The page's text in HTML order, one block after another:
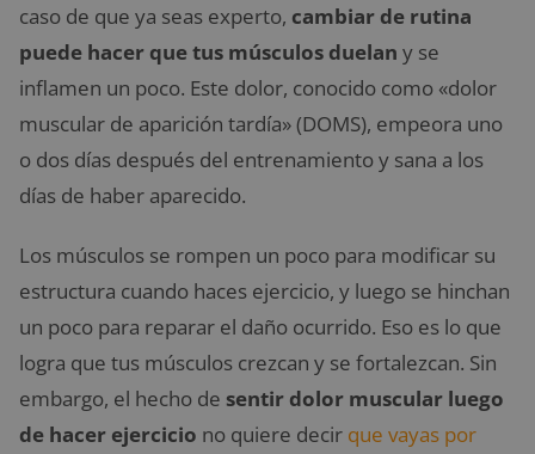
caso de que ya seas experto, cambiar de rutina
puede hacer que tus músculos duelan y se
inflamen un poco. Este dolor, conocido como «dolor
muscular de aparición tardía» (DOMS), empeora uno
o dos días después del entrenamiento y sana a los
días de haber aparecido.
Los músculos se rompen un poco para modificar su
estructura cuando haces ejercicio, y luego se hinchan
un poco para reparar el daño ocurrido. Eso es lo que
logra que tus músculos crezcan y se fortalezcan. Sin
embargo, el hecho de sentir dolor muscular luego
de hacer ejercicio no quiere decir que vayas por